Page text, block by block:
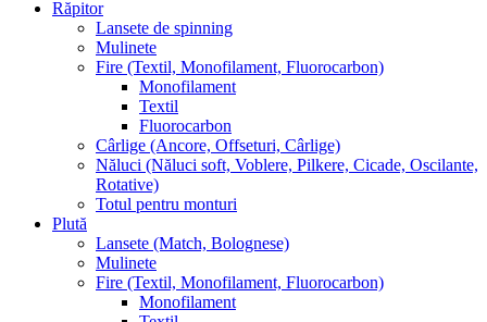
Răpitor
Lansete de spinning
Mulinete
Fire (Textil, Monofilament, Fluorocarbon)
Monofilament
Textil
Fluorocarbon
Cârlige (Ancore, Offseturi, Cârlige)
Năluci (Năluci soft, Voblere, Pilkere, Cicade, Oscilante,
Rotative)
Totul pentru monturi
Plută
Lansete (Match, Bolognese)
Mulinete
Fire (Textil, Monofilament, Fluorocarbon)
Monofilament